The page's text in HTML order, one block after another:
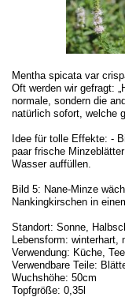
Mentha spicata var
Oft werden wir gefragt:
normale, sondern die
natürlich sofort, welche
Idee für tolle Effekte: -
paar frische
Wasser auffüllen.
Bild 5: Nane-Minze
Nankingkirschen in
Standort: Sonne,
Lebensform: winterhart,
Verwendung: Küche,
Verwendbare Teile:
Wuchshöhe: 50cm
Topfgröße: 0,35l